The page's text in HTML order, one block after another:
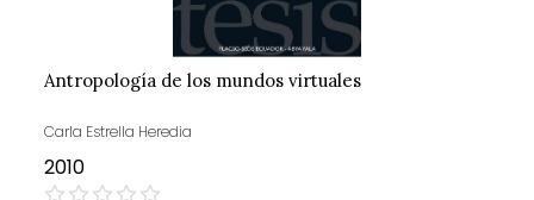
Antropología de los mundos virtuales
Carla Estrella Heredia
2010